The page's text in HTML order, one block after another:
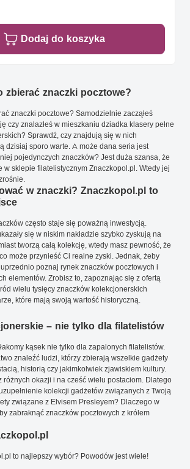
Dodaj do koszyka
zbierać znaczki pocztowe?
znaczki pocztowe? Samodzielnie zacząłeś
czy znalazłeś w mieszkaniu dziadka klasery pełne
Sprawdź, czy znajdują się w nich
dzisiaj sporo warte. A może dana seria jest
pojedynczych znaczków? Jest duża szansa, że
w sklepie filatelistycznym Znaczkopol.pl. Wtedy jej
w znaczki? Znaczkopol.pl to
często staje się poważną inwestycją.
się w niskim nakładzie szybko zyskują na
tworzą całą kolekcję, wtedy masz pewność, że
może przynieść Ci realne zyski. Jednak, żeby
poznaj rynek znaczków pocztowych i
elementów. Zrobisz to, zapoznając się z ofertą
wielu tysięcy znaczków kolekcjonerskich
które mają swoją wartość historyczną.
– nie tylko dla filatelistów
kąsek nie tylko dla zapalonych filatelistów.
znaleźć ludzi, którzy zbierają wszelkie gadżety
historią czy jakimkolwiek zjawiskiem kultury.
różnych okazji i na cześć wielu postaciom. Dlatego
kolekcji gadżetów związanych z Twoją
związane z Elvisem Presleyem? Dlaczego w
zabraknąć znaczków pocztowych z królem
to najlepszy wybór? Powodów jest wiele!